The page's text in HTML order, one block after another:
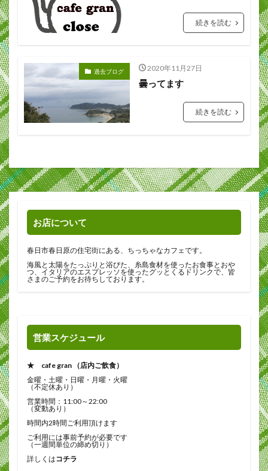
続きを読む
過去ブログ 2020年11月27日
曇ってます
続きを読む
お店について
春日市春日原の住宅街にある、ちっちゃなカフェです。
海風と太陽をたっぷりと浴びた、糸島食材を使ったお食事とおや
つ、イタリアのエスプレッソを使ったグッとくるドリンクで、皆
さまのご予約をお待ちしております。
営業スケジュール
★ cafe gran （店内ご飲食）
金曜・土曜・日曜・月曜・火曜
（不定休あり）
営業時間：11:00～22:00
（変動あり）
時間内2時間ご利用頂けます
ご利用には事前予約が必要です
（一週間単位の締め切り）
詳しくはコチラ